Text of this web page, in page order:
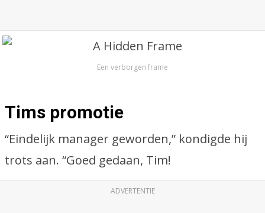
Een verborgen frame
Tims promotie
“Eindelijk manager geworden,” kondigde hij
trots aan. “Goed gedaan, Tim!
ADVERTENTIE